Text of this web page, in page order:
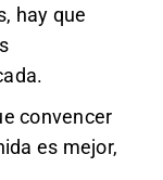
hay que
convencer
es mejor,